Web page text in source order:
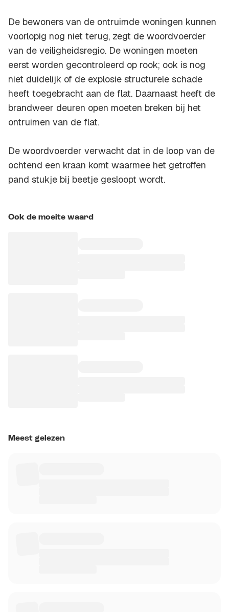
De bewoners van de ontruimde woningen kunnen
voorlopig nog niet terug, zegt de woordvoerder
van de veiligheidsregio. De woningen moeten
eerst worden gecontroleerd op rook; ook is nog
niet duidelijk of de explosie structurele schade
heeft toegebracht aan de flat. Daarnaast heeft de
brandweer deuren open moeten breken bij het
ontruimen van de flat.
De woordvoerder verwacht dat in de loop van de
ochtend een kraan komt waarmee het getroffen
pand stukje bij beetje gesloopt wordt.
Ook de moeite waard
Meest gelezen